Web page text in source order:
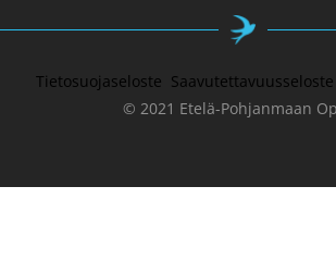
Tietosuojaseloste Saavutettavuusseloste
© 2021 Etelä-Pohjanmaan